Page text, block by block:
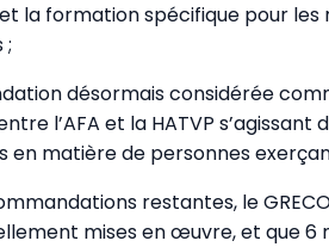
la formation spécifique pour
;
désormais considérée
l’AFA et la HATVP
matière de personnes
restantes, le
mises en œuvre, et que 6